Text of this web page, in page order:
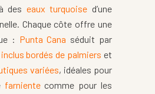
des eaux turquoise d’une
Chaque côte offre une
: Punta Cana séduit par
bordés de palmiers et
variées, idéales pour
farnientecomme pour les